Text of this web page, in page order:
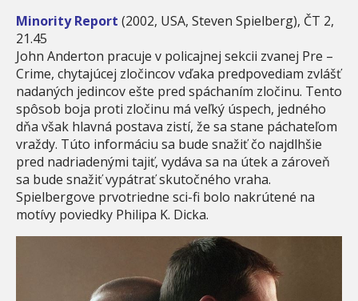
Minority Report (2002, USA, Steven Spielberg), ČT 2,
21.45
John Anderton pracuje v policajnej sekcii zvanej Pre –
Crime, chytajúcej zločincov vďaka predpovediam zvlášť
nadaných jedincov ešte pred spáchaním zločinu. Tento
spôsob boja proti zločinu má veľký úspech, jedného
dňa však hlavná postava zistí, že sa stane páchateľom
vraždy. Túto informáciu sa bude snažiť čo najdlhšie
pred nadriadenými tajiť, vydáva sa na útek a zároveň
sa bude snažiť vypátrať skutočného vraha.
Spielbergove prvotriedne sci-fi bolo nakrútené na
motívy poviedky Philipa K. Dicka.